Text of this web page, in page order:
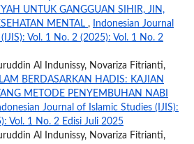
UNTUK GANGGUAN SIHIR, JIN,
MENTAL ,
Indonesian Journal
Vol. 1 No. 2 (2025): Vol. 1 No. 2
Al Indunissy, Novariza Fitrianti,
BERDASARKAN HADIS: KAJIAN
METODE PENYEMBUHAN NABI
Journal of Islamic Studies (IJIS):
Vol. 1 No. 2 Edisi Juli 2025
Al Indunissy, Novariza Fitrianti,